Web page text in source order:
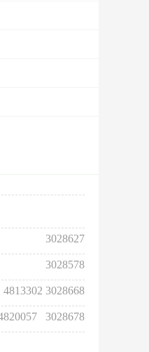
3028627
3028578
4813302 3028668
4820057 3028678